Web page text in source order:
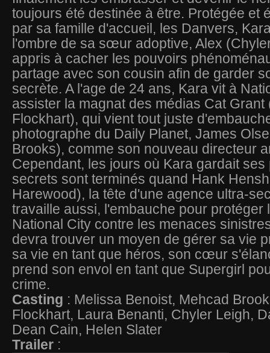
toujours été destinée à être. Protégée et
par sa famille d'accueil, les Danvers,
l'ombre de sa sœur adoptive, Alex
appris à cacher les pouvoirs
partage avec son cousin afin de garder
secrète. A l'age de 24 ans, Kara vit à
assister la magnat des médias Cat Grant
Flockhart), qui vient tout juste
photographe du Daily Planet, James
Brooks), comme son nouveau directeur
Cependant, les jours où Kara gardait ses
secrets sont terminés quand Hank
Harewood), la tête d'une agence ultra-
travaille aussi, l'embauche pour protéger
National City contre les menaces
devra trouver un moyen de gérer sa vie
sa vie en tant que héros, son cœur
prend son envol en tant que Supergirl
crime.
Casting : Melissa Benoist, Mehcad
Flockhart, Laura Benanti, Chyler Leigh,
Dean Cain, Helen Slater
Trailer :